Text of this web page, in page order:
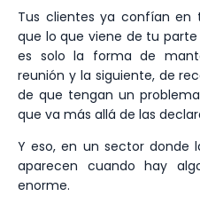
Tus clientes ya confían en
que lo que viene de tu
es solo la forma de
reunión y la siguiente, de
de que tengan un
que va más allá de las
Y eso, en un sector donde
aparecen cuando hay
enorme.